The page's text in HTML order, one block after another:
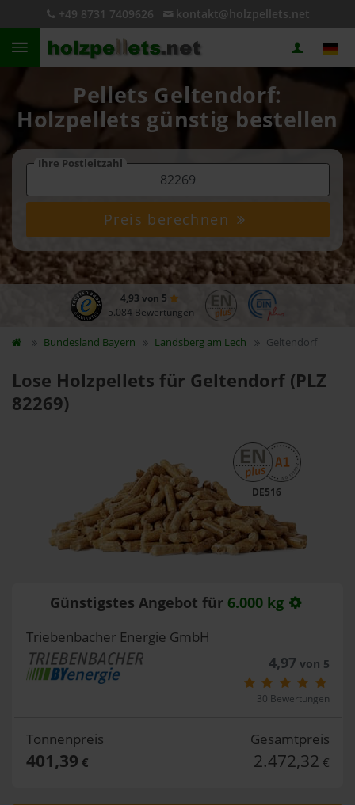
+49 8731 7409626 kontakt@holzpellets.net
Pellets Geltendorf:
Holzpellets günstig bestellen
Ihre Postleitzahl
Preis berechnen
4,93 von 5
5.084 Bewertungen
Bundesland Bayern Landsberg am Lech Geltendorf
Lose Holzpellets für Geltendorf (PLZ
82269)
DE516
Günstigstes Angebot für 6.000 kg
Triebenbacher Energie GmbH
4,97von 5
30 Bewertungen
Tonnenpreis
401,39 €
Gesamtpreis
2.472,32 €